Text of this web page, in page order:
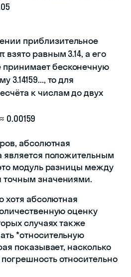
приблизительное
взято равным 3.14, а его
принимает бесконечную
3.14159..., то для
к числам до двух
0.00159
абсолютная
является положительным
модуль разницы между
точным значениями.
хотя абсолютная
оценку
случаях также
*относительную
показывает, насколько
относительно